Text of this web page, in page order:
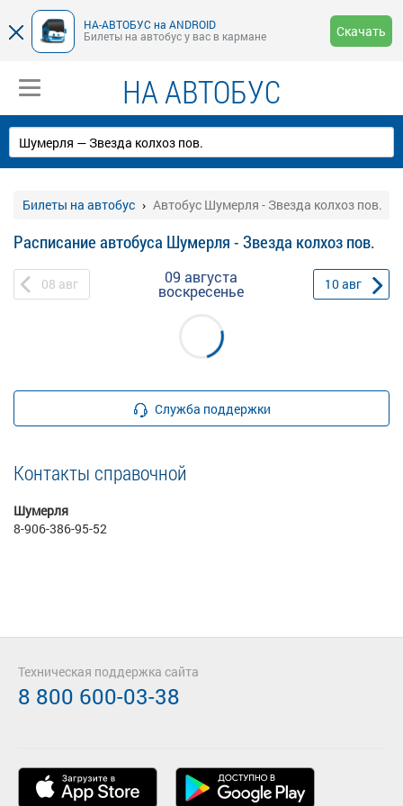
НА-АВТОБУС на ANDROID
Билеты на автобус у вас в кармане
Скачать
НА АВТОБУС
Билеты на автобус Автобус Шумерля - Звезда колхоз пов.
Расписание автобуса Шумерля - Звезда колхоз пов.
08 авг 09 августа
воскресенье 10авг
Служба поддержки
Контакты справочной
Шумерля
8-906-386-95-52
Техническая поддержка сайта
8 800 600-03-38